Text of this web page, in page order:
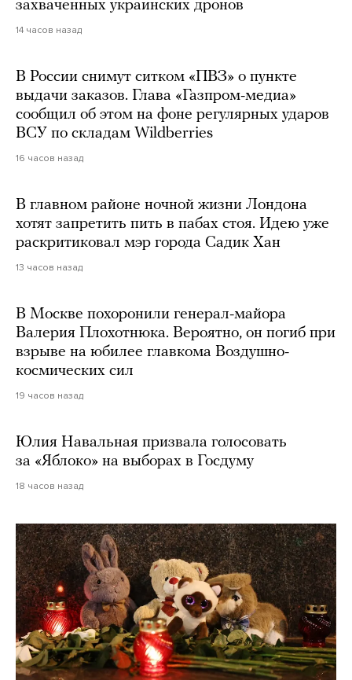
захваченных украинских дронов
14 часов назад
В России снимут ситком «ПВЗ» о пункте
выдачи заказов. Глава «Газпром-медиа»
сообщил об этом на фоне регулярных ударов
ВСУ по складам Wildberries
16 часов назад
В главном районе ночной жизни Лондона
хотят запретить пить в пабах стоя. Идею уже
раскритиковал мэр города Садик Хан
13 часов назад
В Москве похоронили генерал-майора
Валерия Плохотнюка. Вероятно, он погиб при
взрыве на юбилее главкома Воздушно-
космических сил
19 часов назад
Юлия Навальная призвала голосовать
за «Яблоко» на выборах в Госдуму
18 часов назад